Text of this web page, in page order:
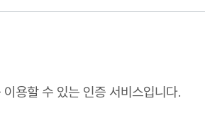
용할 수 있는 인증 서비스입니다.